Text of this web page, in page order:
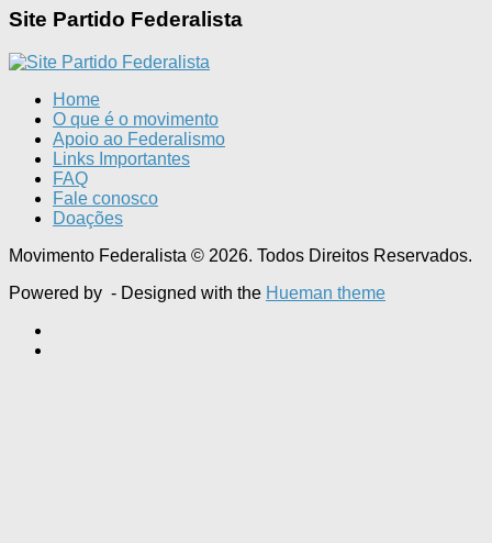
Site Partido Federalista
Home
O que é o movimento
Apoio ao Federalismo
Links Importantes
FAQ
Fale conosco
Doações
Movimento Federalista © 2026. Todos Direitos Reservados.
Powered by - Designed with the Hueman theme